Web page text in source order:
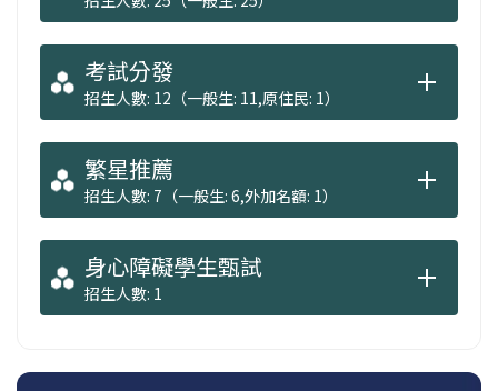
考試分發
招生人數: 12（一般生: 11,原住民: 1）
繁星推薦
招生人數: 7（一般生: 6,外加名額: 1）
身心障礙學生甄試
招生人數: 1